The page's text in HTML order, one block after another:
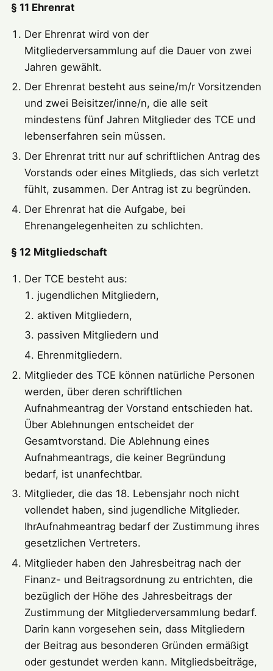
§ 11 Ehrenrat
Der Ehrenrat wird von der
Mitgliederversammlung auf die Dauer von zwei
Jahren gewählt.
Der Ehrenrat besteht aus seine/m/r Vorsitzenden
und zwei Beisitzer/inne/n, die alle seit
mindestens fünf Jahren Mitglieder des TCE und
lebenserfahren sein müssen.
Der Ehrenrat tritt nur auf schriftlichen Antrag des
Vorstands oder eines Mitglieds, das sich verletzt
fühlt, zusammen. Der Antrag ist zu begründen.
Der Ehrenrat hat die Aufgabe, bei
Ehrenangelegenheiten zu schlichten.
§ 12 Mitgliedschaft
Der TCE besteht aus:
jugendlichen Mitgliedern,
aktiven Mitgliedern,
passiven Mitgliedern und
Ehrenmitgliedern.
Mitglieder des TCE können natürliche Personen
werden, über deren schriftlichen
Aufnahmeantrag der Vorstand entschieden hat.
Über Ablehnungen entscheidet der
Gesamtvorstand. Die Ablehnung eines
Aufnahmeantrags, die keiner Begründung
bedarf, ist unanfechtbar.
Mitglieder, die das 18. Lebensjahr noch nicht
vollendet haben, sind jugendliche Mitglieder.
IhrAufnahmeantrag bedarf der Zustimmung ihres
gesetzlichen Vertreters.
Mitglieder haben den Jahresbeitrag nach der
Finanz- und Beitragsordnung zu entrichten, die
bezüglich der Höhe des Jahresbeitrags der
Zustimmung der Mitgliederversammlung bedarf.
Darin kann vorgesehen sein, dass Mitgliedern
der Beitrag aus besonderen Gründen ermäßigt
oder gestundet werden kann. Mitgliedsbeiträge,